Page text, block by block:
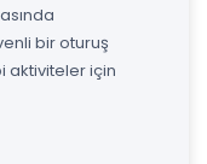
bir oturuş
aktiviteler için